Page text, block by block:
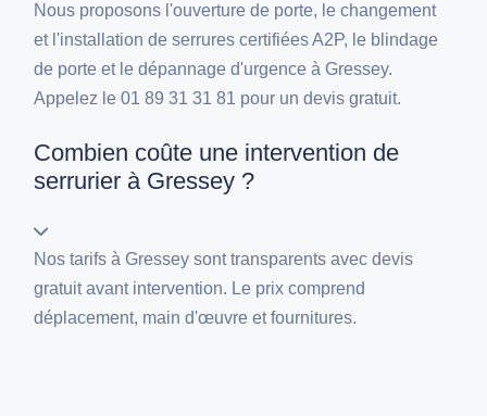
Nous proposons l'ouverture de porte, le changement
et l'installation de serrures certifiées A2P, le blindage
de porte et le dépannage d'urgence à Gressey.
Appelez le 01 89 31 31 81 pour un devis gratuit.
Combien coûte une intervention de
serrurier à Gressey ?
Nos tarifs à Gressey sont transparents avec devis
gratuit avant intervention. Le prix comprend
déplacement, main d'œuvre et fournitures.